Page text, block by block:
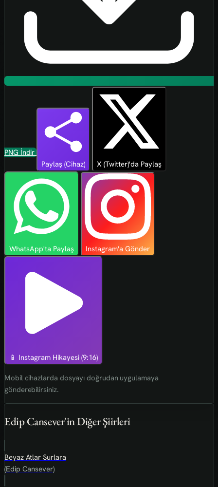
PNG İndir
Paylaş (Cihaz)
X (Twitter)'da Paylaş
WhatsApp'ta Paylaş Instagram'a Gönder
📱 Instagram Hikayesi (9:16)
Mobil cihazlarda dosyayı doğrudan uygulamaya
gönderebilirsiniz.
Edip Cansever'in Diğer Şiirleri
Beyaz Atlar Surlara
(Edip Cansever)